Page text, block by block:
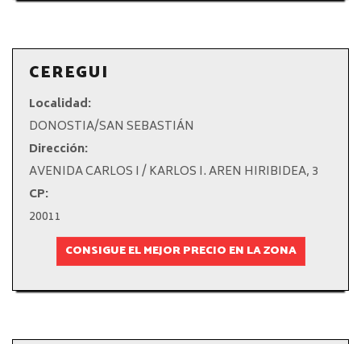
CEREGUI
Localidad:
DONOSTIA/SAN SEBASTIÁN
Dirección:
AVENIDA CARLOS I / KARLOS I. AREN HIRIBIDEA, 3
CP:
20011
CONSIGUE EL MEJOR PRECIO EN LA ZONA